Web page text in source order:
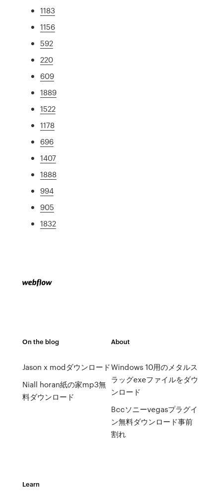
1183
1156
592
220
609
1889
1522
1178
696
1407
1888
994
905
1832
On the blog
Jason x modダウンロード
Niall horan紙の家mp3無
料ダウンロード
About
Windows 10用のメタルス
ラッグexeファイルをダウ
ンロード
Bccソニーvegasプラグイ
ン無料ダウンロード事前
割れ
Learn